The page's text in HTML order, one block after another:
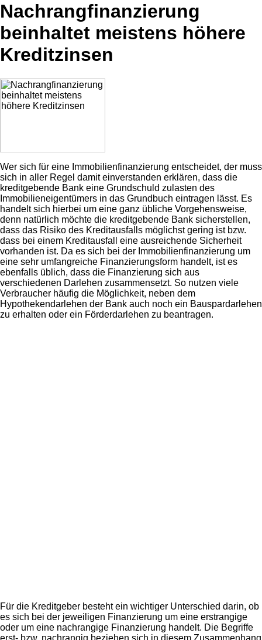
Nachrangfinanzierung
beinhaltet meistens höhere
Kreditzinsen
Wer sich für eine Immobilienfinanzierung entscheidet, der muss
sich in aller Regel damit einverstanden erklären, dass die
kreditgebende Bank eine Grundschuld zulasten des
Immobilieneigentümers in das Grundbuch eintragen lässt. Es
handelt sich hierbei um eine ganz übliche Vorgehensweise,
denn natürlich möchte die kreditgebende Bank sicherstellen,
dass das Risiko des Kreditausfalls möglichst gering ist bzw.
dass bei einem Kreditausfall eine ausreichende Sicherheit
vorhanden ist. Da es sich bei der Immobilienfinanzierung um
eine sehr umfangreiche Finanzierungsform handelt, ist es
ebenfalls üblich, dass die Finanzierung sich aus
verschiedenen Darlehen zusammensetzt. So nutzen viele
Verbraucher häufig die Möglichkeit, neben dem
Hypothekendarlehen der Bank auch noch ein Bauspardarlehen
zu erhalten oder ein Förderdarlehen zu beantragen.
Für die Kreditgeber besteht ein wichtiger Unterschied darin, ob
es sich bei der jeweiligen Finanzierung um eine erstrangige
oder um eine nachrangige Finanzierung handelt. Die Begriffe
erst- bzw. nachrangig beziehen sich in diesem Zusammenhang